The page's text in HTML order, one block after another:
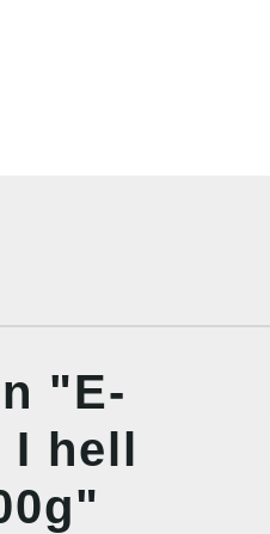
"E-
I hell